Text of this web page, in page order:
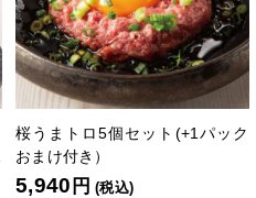
桜うまトロ5個セット(+1パック
おまけ付き）
5,940 円 (税込)